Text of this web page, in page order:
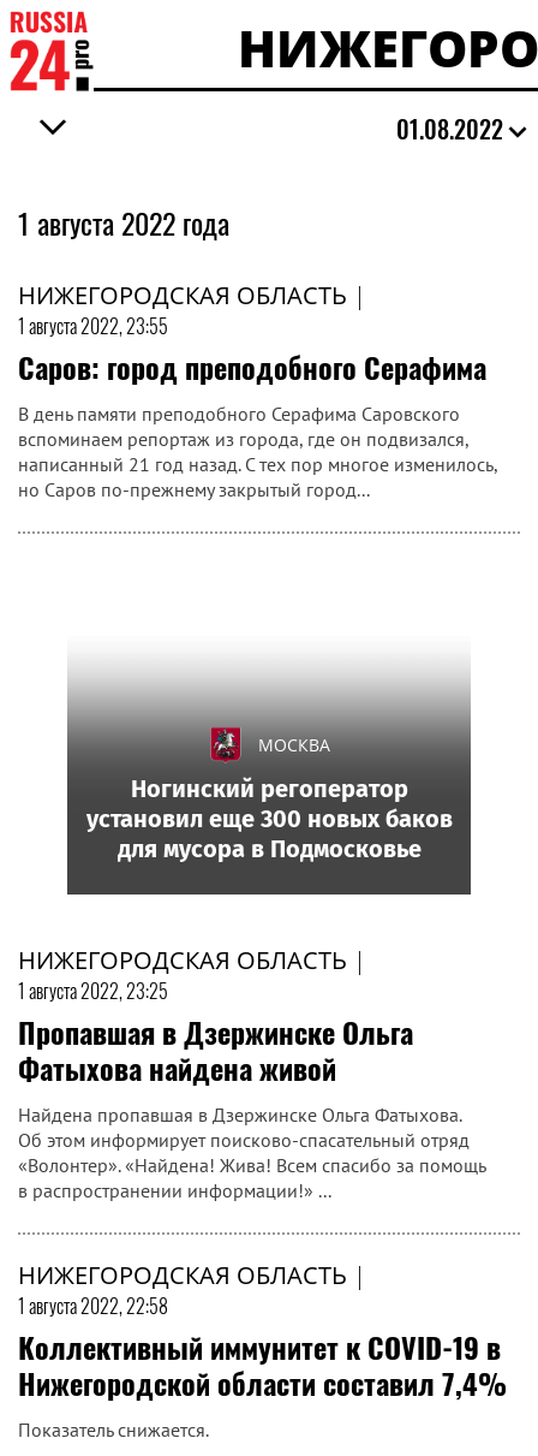
01.08.2022
1 августа 2022 года
НИЖЕГОРОДСКАЯ ОБЛАСТЬ |
1 августа 2022, 23:55
Саров: город преподобного Серафима
В день памяти преподобного Серафима Саровского
вспоминаем репортаж из города, где он подвизался,
написанный 21 год назад. С тех пор многое изменилось,
но Саров по-прежнему закрытый город...
НИЖЕГОРОДСКАЯ ОБЛАСТЬ |
1 августа 2022, 23:25
Пропавшая в Дзержинске Ольга
Фатыхова найдена живой
Найдена пропавшая в Дзержинске Ольга Фатыхова.
Об этом информирует поисково-спасательный отряд
«Волонтер». «Найдена! Жива! Всем спасибо за помощь
в распространении информации!» ...
НИЖЕГОРОДСКАЯ ОБЛАСТЬ |
1 августа 2022, 22:58
Коллективный иммунитет к COVID-19 в
Нижегородской области составил 7,4%
Показатель снижается.
МОСКВА
Ногинский регоператор
установил еще 300 новых баков
для мусора в Подмосковье